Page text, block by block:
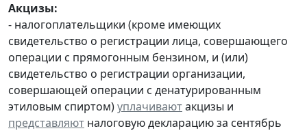
Акцизы:
- налогоплательщики (кроме имеющих
свидетельство о регистрации лица, совершающего
операции с прямогонным бензином, и (или)
свидетельство о регистрации организации,
совершающей операции с денатурированным
этиловым спиртом)уплачиваютакцизы и
представляют налоговую декларацию за сентябрь